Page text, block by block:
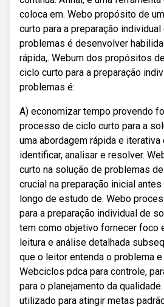
coloca em. Webo propósito de
curto para a preparação
problemas é desenvolver
rápida,. Webum dos propósitos
ciclo curto para a preparação
problemas é:
A) economizar tempo provendo
processo de ciclo curto para a
uma abordagem rápida e
identificar, analisar e resolver.
curto na solução de problemas
crucial na preparação inicial
longo de estudo de. Webo
para a preparação individual de
tem como objetivo fornecer foco
leitura e análise detalhada
que o leitor entenda o problema
Webciclos pdca para controle,
para o planejamento da
utilizado para atingir metas